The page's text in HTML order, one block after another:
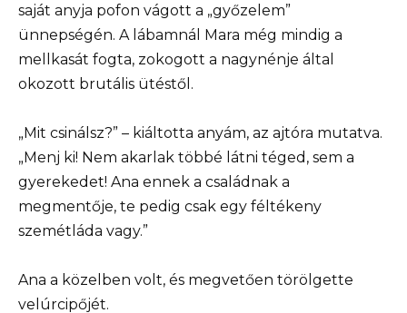
saját anyja pofon vágott a „győzelem”
ünnepségén. A lábamnál Mara még mindig a
mellkasát fogta, zokogott a nagynénje által
okozott brutális ütéstől.
„Mit csinálsz?” – kiáltotta anyám, az ajtóra mutatva.
„Menj ki! Nem akarlak többé látni téged, sem a
gyerekedet! Ana ennek a családnak a
megmentője, te pedig csak egy féltékeny
szemétláda vagy.”
Ana a közelben volt, és megvetően törölgette
velúrcipőjét.